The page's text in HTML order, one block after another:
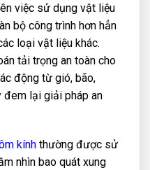
việc sử dụng vật liệu
bộ công trình hơn hẳn
loại vật liệu khác.
tải trọng an toàn cho
động từ gió, bão,
lại giải pháp an
kính thường được sử
nhìn bao quát xung